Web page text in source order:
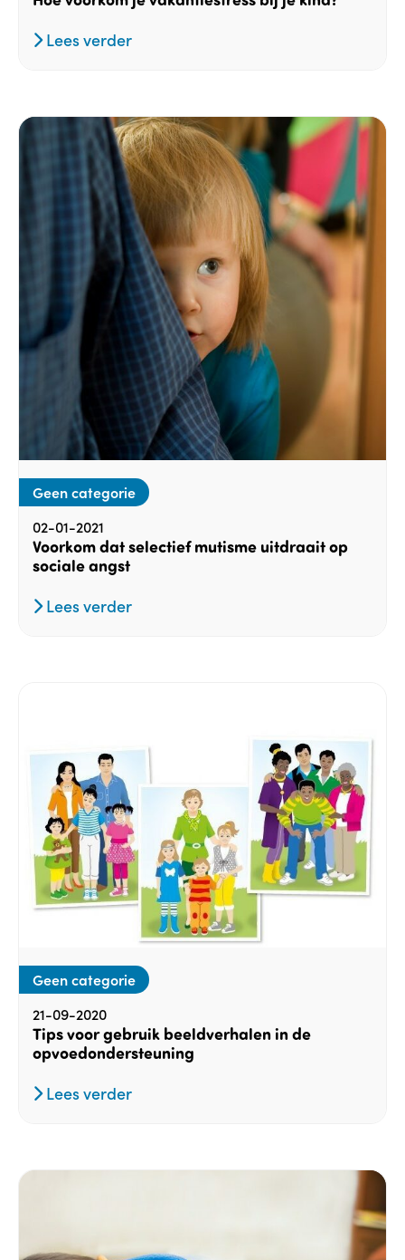
Lees verder
Geen categorie
02-01-2021
Voorkom dat selectief mutisme uitdraait op
sociale angst
Lees verder
Geen categorie
21-09-2020
Tips voor gebruik beeldverhalen in de
opvoedondersteuning
Lees verder